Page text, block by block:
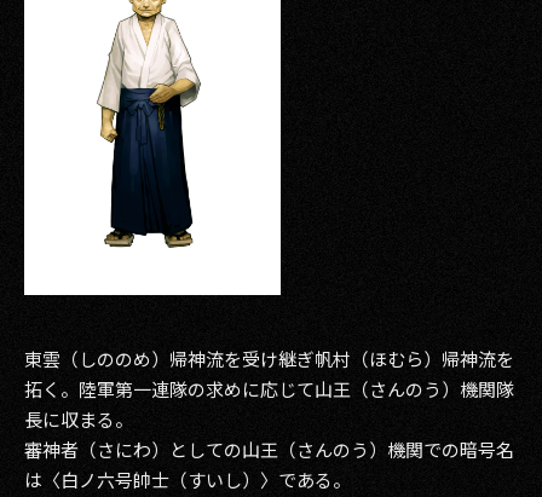
東雲（しののめ）帰神流を受け継ぎ帆村（ほむら）帰神流を
拓く。陸軍第一連隊の求めに応じて山王（さんのう）機関隊
長に収まる。
審神者（さにわ）としての山王（さんのう）機関での暗号名
は〈白ノ六号帥士（すいし）〉である。